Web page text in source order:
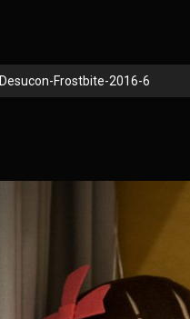
Desucon-Frostbite-2016-6